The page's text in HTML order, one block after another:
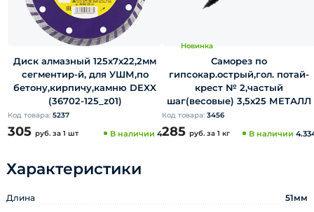
Диск алмазный 125х7х22,2мм
сегментир-й, для УШМ,по
бетону,кирпичу,камню DEXX
(36702-125_z01)
Код товара: 5237
305 руб. за 1 шт В наличии 4
Новинка
Саморез по
гипсокар.острый,гол. потай-
крест № 2,частый
шаг(весовые) 3,5х25 МЕТАЛЛ
Код товара: 3456
285 руб. за 1 кг В наличии
Характеристики
Длина 51мм